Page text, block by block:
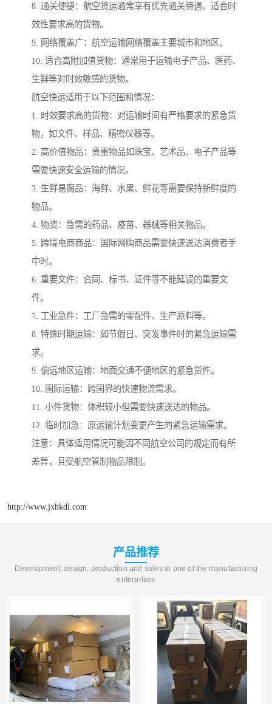
8. 通关便捷：航空货运通常享有优先通关待遇，适合时
效性要求高的货物。
9. 网络覆盖广：航空运输网络覆盖主要城市和地区。
10. 适合高附加值货物：通常用于运输电子产品、医药、
生鲜等对时效敏感的货物。
航空快运适用于以下范围和情况：
1. 时效要求高的货物：对运输时间有严格要求的紧急货
物，如文件、样品、精密仪器等。
2. 高价值物品：贵重物品如珠宝、艺术品、电子产品等
需要快速安全运输的情况。
3. 生鲜易腐品：海鲜、水果、鲜花等需要保持新鲜度的
物品。
4. 物资：急需的药品、疫苗、器械等相关物品。
5. 跨境电商商品：国际网购商品需要快速送达消费者手
中时。
6. 重要文件：合同、标书、证件等不能延误的重要文
件。
7. 工业急件：工厂急需的零配件、生产原料等。
8. 特殊时期运输：如节假日、突发事件时的紧急运输需
求。
9. 偏远地区运输：地面交通不便地区的紧急货件。
10. 国际运输：跨国界的快速物流需求。
11. 小件货物：体积较小但需要快速送达的物品。
12. 临时加急：原运输计划变更产生的紧急运输需求。
注意：具体适用情况可能因不同航空公司的规定而有所
差异，且受航空管制物品限制。
http://www.jxhkdl.com
产品推荐
Development, design, production and sales in one of the manufacturing
enterprises